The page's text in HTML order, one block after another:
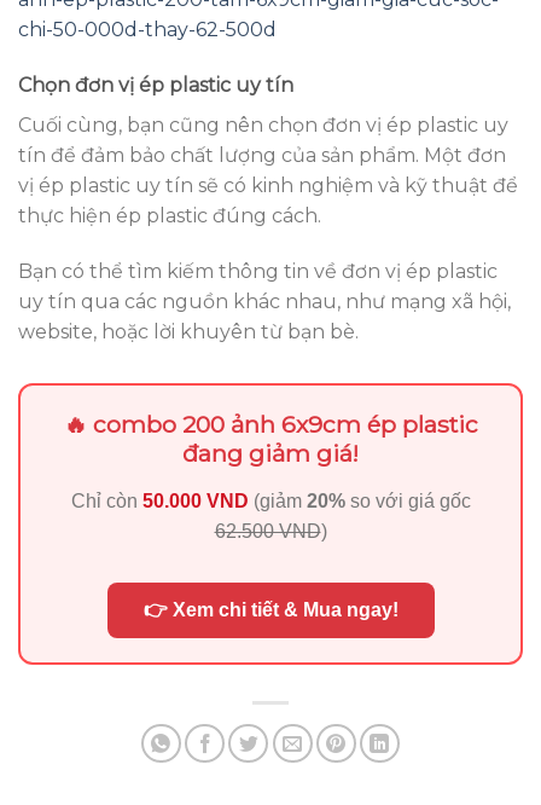
chi-50-000d-thay-62-500d
Chọn đơn vị ép plastic uy tín
Cuối cùng, bạn cũng nên chọn đơn vị ép plastic uy
tín để đảm bảo chất lượng của sản phẩm. Một đơn
vị ép plastic uy tín sẽ có kinh nghiệm và kỹ thuật để
thực hiện ép plastic đúng cách.
Bạn có thể tìm kiếm thông tin về đơn vị ép plastic
uy tín qua các nguồn khác nhau, như mạng xã hội,
website, hoặc lời khuyên từ bạn bè.
🔥 combo 200 ảnh 6x9cm ép plastic
đang giảm giá!
Chỉ còn 50.000 VND (giảm 20%so với giá gốc
62.500 VND)
👉 Xem chi tiết & Mua ngay!